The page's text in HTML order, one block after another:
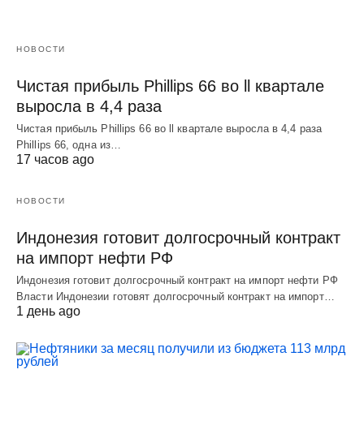
НОВОСТИ
Чистая прибыль Phillips 66 во ll квартале
выросла в 4,4 раза
Чистая прибыль Phillips 66 во ll квартале выросла в 4,4 раза
Phillips 66, одна из…
17 часов ago
НОВОСТИ
Индонезия готовит долгосрочный контракт
на импорт нефти РФ
Индонезия готовит долгосрочный контракт на импорт нефти РФ
Власти Индонезии готовят долгосрочный контракт на импорт…
1 день ago